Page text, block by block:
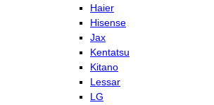
Haier
Hisense
Jax
Kentatsu
Kitano
Lessar
LG